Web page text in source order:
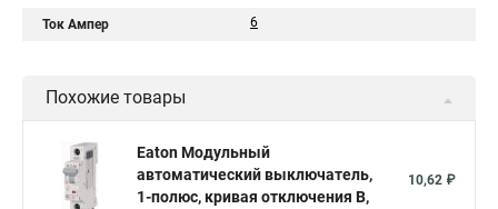
Ток Ампер 6
Похожие товары
Eaton Модульный
автоматический выключатель,
1-полюс, кривая отключения B,
10,62 ₽